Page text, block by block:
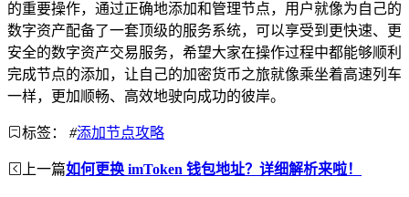
的重要操作，通过正确地添加和管理节点，用户就像为自己的
数字资产配备了一套顶级的服务系统，可以享受到更快速、更
安全的数字资产交易服务，希望大家在操作过程中都能够顺利
完成节点的添加，让自己的加密货币之旅就像乘坐着高速列车
一样，更加顺畅、高效地驶向成功的彼岸。
标签： #添加节点攻略
上一篇如何更换 imToken 钱包地址？详细解析来啦！